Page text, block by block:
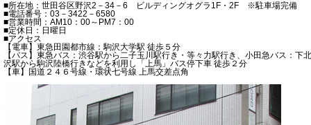
■所在地：世田谷区野沢2－34－6 ビルディングオグラ1F・2F ※駐車場完備
■電話番号：03－3422－6580
■営業時間：AM10：00～PM7：00
■定休日：日曜日
■アクセス
【電車】東急田園都市線：駒沢大学駅 徒歩５分
【バス】東急バス：渋谷駅から二子玉川駅行き・等々力駅行き、小田急バス：下北
沢駅から駒沢陸橋行きなどを利用し「上馬」バス停下車 徒歩２分
【車】国道２４６号線・環状七号線 上馬交差点角